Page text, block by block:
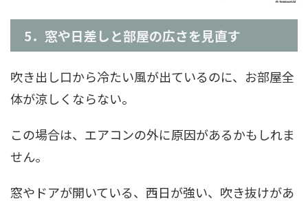
5．窓や日差しと部屋の広さを見直す
吹き出し口から冷たい風が出ているのに、お部屋全
体が涼しくならない。
この場合は、エアコンの外に原因があるかもしれま
せん。
窓やドアが開いている、西日が強い、吹き抜けがあ